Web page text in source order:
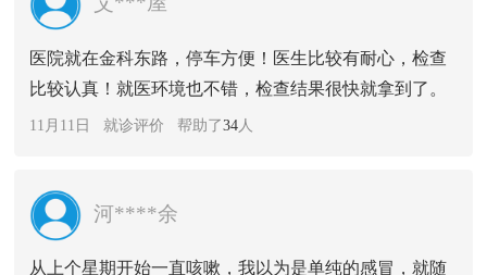
医院就在金科东路，停车方便！医生比较有耐心，检查
比较认真！就医环境也不错，检查结果很快就拿到了。
11月11日 就诊评价 帮助了34人
河****余
从上个星期开始一直咳嗽，我以为是单纯的感冒，就随